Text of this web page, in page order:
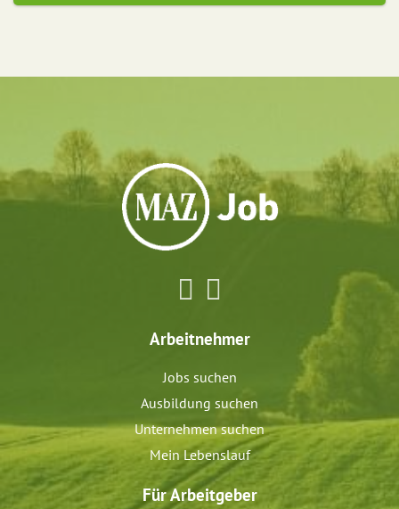
Arbeitnehmer
Jobs suchen
Ausbildung suchen
Unternehmen suchen
Mein Lebenslauf
Für Arbeitgeber